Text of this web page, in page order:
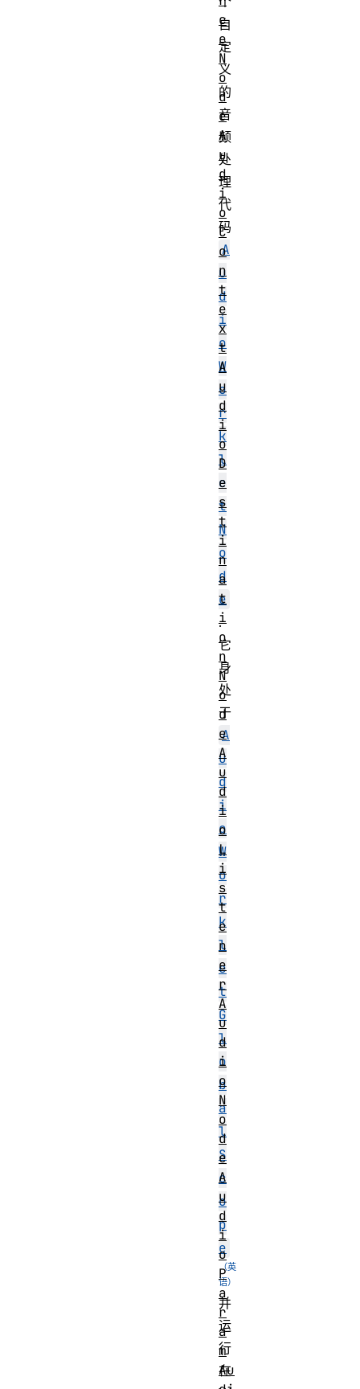
自
定
义
的
音
频
处
理
代
码
A
u
d
i
o
W
o
r
k
l
e
t
N
o
d
e
.
它
身
处
于
A
u
d
i
o
W
o
r
k
l
e
t
G
l
o
b
a
l
S
c
o
p
e
并
运
行
在
c
e
N
o
d
e
A
u
d
i
o
C
o
n
t
e
x
t
A
u
d
i
o
D
e
s
t
i
n
a
t
i
o
n
N
o
d
e
A
u
d
i
o
L
i
s
t
e
n
e
r
A
u
d
i
o
N
o
d
e
A
u
d
i
o
P
a
r
a
m
Au